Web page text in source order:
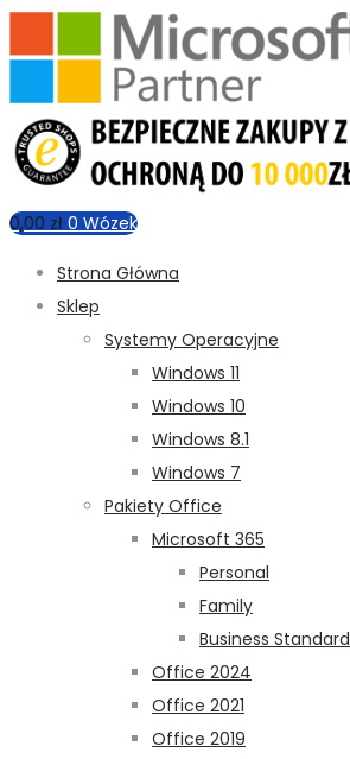
0,00 zł 0 Wózek
Strona Główna
Sklep
Systemy Operacyjne
Windows 11
Windows 10
Windows 8.1
Windows 7
Pakiety Office
Microsoft 365
Personal
Family
Business Standard
Office 2024
Office 2021
Office 2019